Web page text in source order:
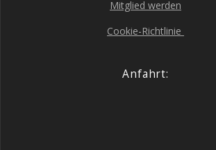
Mit­glied werden
Coo­kie-Richt­li­nie
Anfahrt: